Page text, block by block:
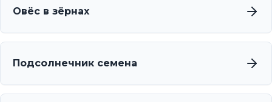
Овёс в зёрнах
Подсолнечник семена